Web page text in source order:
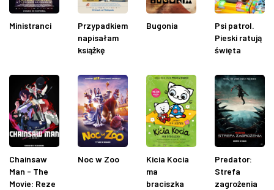
Ministranci
Przypadkiem
napisałam
książkę
Bugonia
Psi patrol.
Pieski ratują
święta
Chainsaw
Man - The
Movie: Reze
Noc w Zoo
Kicia Kocia
ma
braciszka
Predator:
Strefa
zagrożenia